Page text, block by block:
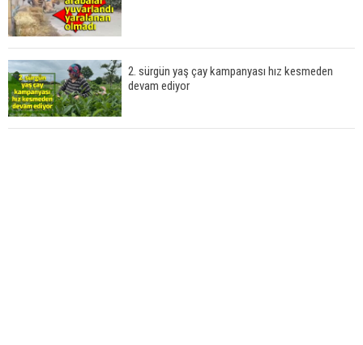
2. sürgün yaş çay kampanyası hız kesmeden
devam ediyor